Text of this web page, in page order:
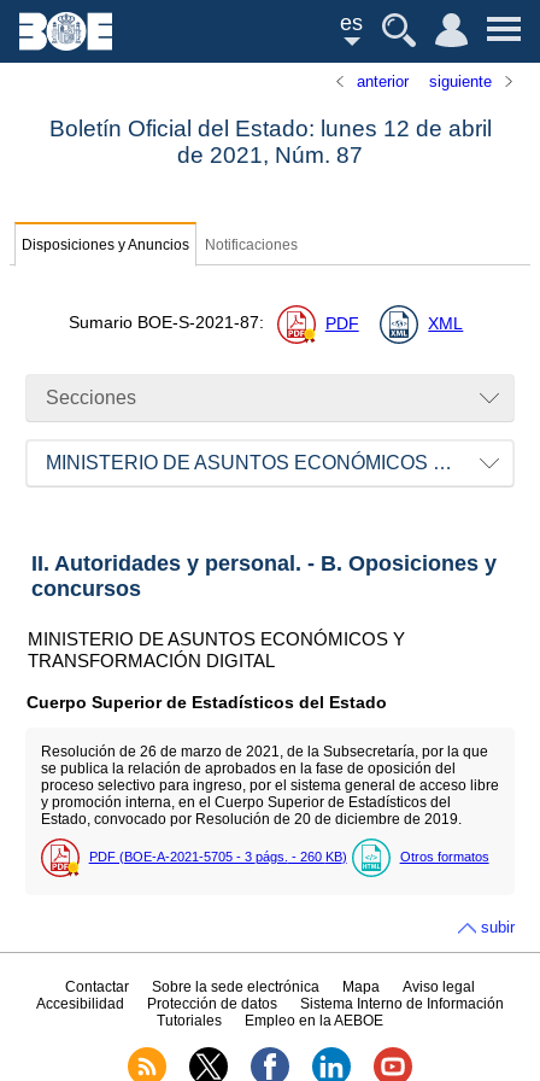
es
anterior siguiente
Boletín Oficial del Estado: lunes 12 de abril
de 2021, Núm. 87
Disposiciones y Anuncios Notificaciones
Sumario BOE-S-2021-87: PDF XML
Secciones
MINISTERIO DE ASUNTOS ECONÓMICOS Y TRANSFORMACIÓN DIGITAL
II. Autoridades y personal. - B. Oposiciones y
concursos
MINISTERIO DE ASUNTOS ECONÓMICOS Y
TRANSFORMACIÓN DIGITAL
Cuerpo Superior de Estadísticos del Estado
Resolución de 26 de marzo de 2021, de la Subsecretaría, por la que
se publica la relación de aprobados en la fase de oposición del
proceso selectivo para ingreso, por el sistema general de acceso libre
y promoción interna, en el Cuerpo Superior de Estadísticos del
Estado, convocado por Resolución de 20 de diciembre de 2019.
PDF (BOE-A-2021-5705 - 3 págs. - 260 KB) Otros formatos
subir
Contactar Sobre la sede electrónica Mapa
Aviso legal
Accesibilidad
Protección de datos
Sistema Interno de Información
Tutoriales
Empleo en la AEBOE